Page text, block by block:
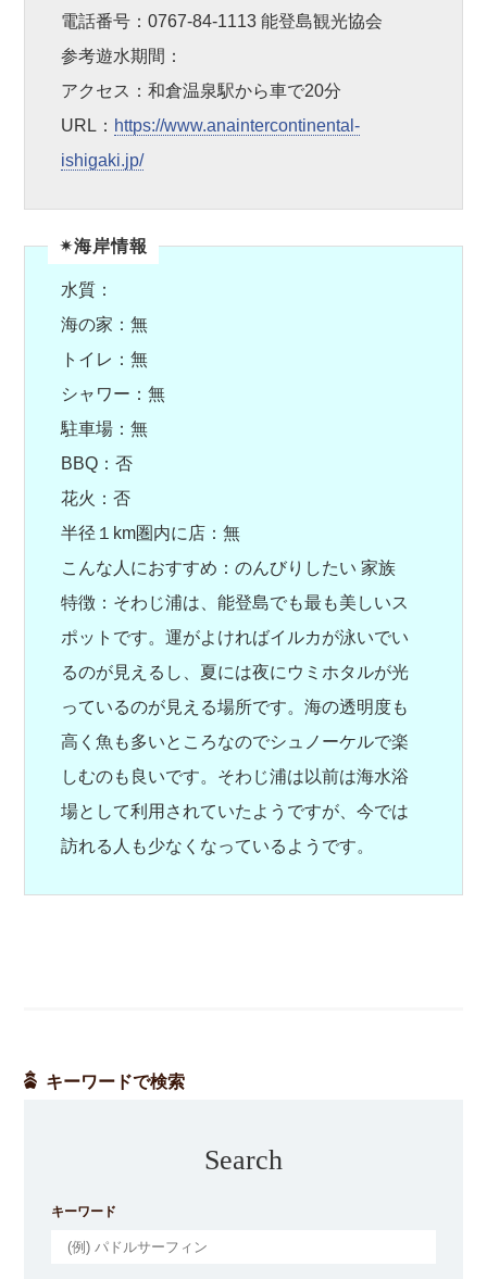
電話番号：0767-84-1113 能登島観光協会
参考遊水期間：
アクセス：和倉温泉駅から車で20分
URL： https://www.anaintercontinental-
ishigaki.jp/
✴︎海岸情報
水質：
海の家：無
トイレ：無
シャワー：無
駐車場：無
BBQ：否
花火：否
半径１km圏内に店：無
こんな人におすすめ：のんびりしたい 家族
特徴：そわじ浦は、能登島でも最も美しいス
ポットです。運がよければイルカが泳いでい
るのが見えるし、夏には夜にウミホタルが光
っているのが見える場所です。海の透明度も
高く魚も多いところなのでシュノーケルで楽
しむのも良いです。そわじ浦は以前は海水浴
場として利用されていたようですが、今では
訪れる人も少なくなっているようです。
キーワードで検索
Search
キーワード